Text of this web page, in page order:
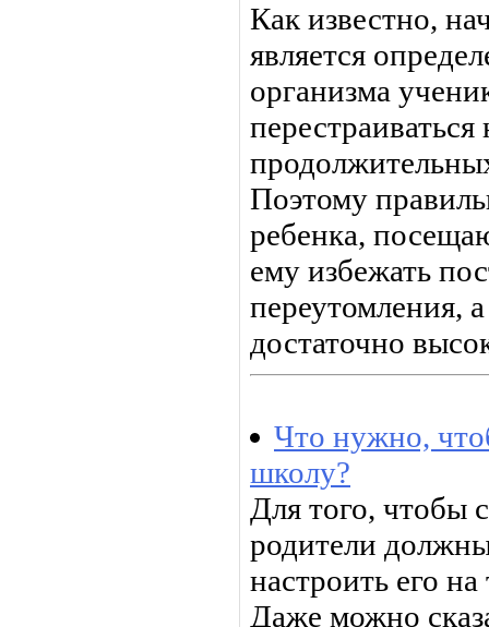
Как известно,
является
организма
Поэтому
ребенка,
ему избежать
переутомления,
достаточно
Что нужно,
школу?
Для того, чтобы
родители
настроить его
Даже можно